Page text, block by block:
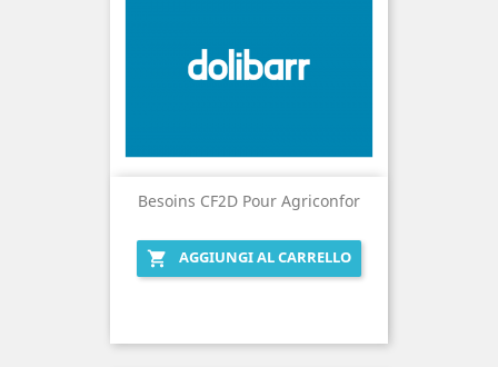
Besoins CF2D Pour Agriconfor
 AGGIUNGI AL CARRELLO